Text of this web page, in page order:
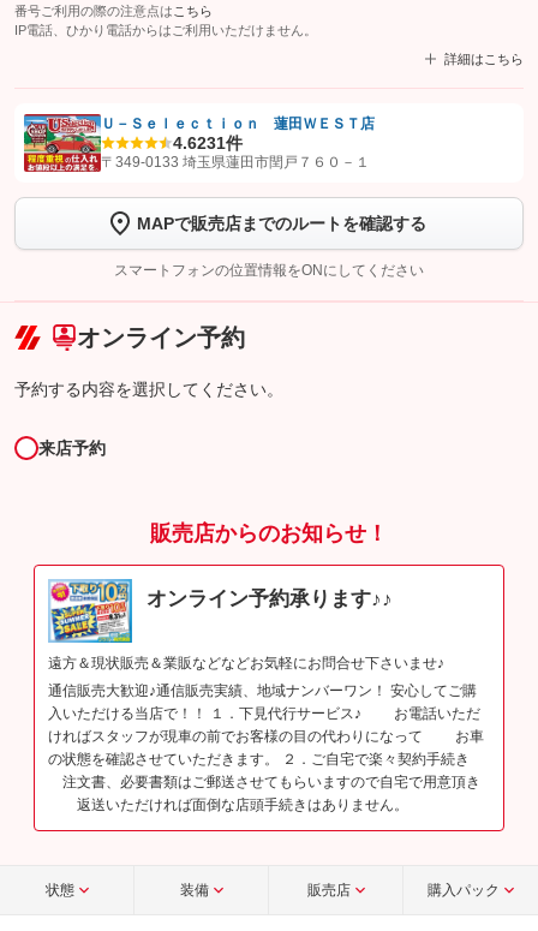
番号ご利用の際の注意点は こちら
IP電話、ひかり電話からはご利用いただけません。
詳細はこちら
【STEP1】認証画面でグーネットを友だち追加してから「許可する」ボタンを押
トーク画面で
ボタンをタップして問い合わせを
完了してください。
こちら
Ｕ－Ｓｅｌｅｃｔｉｏｎ 蓮田ＷＥＳＴ店
4.6231件
〒349-0133 埼玉県蓮田市閏戸７６０－１
MAPで販売店までのルートを確認する
スマートフォンの位置情報をONにしてください
オンライン予約
予約する内容を選択してください。
来店予約
販売店からのお知らせ！
オンライン予約承ります♪♪
遠方＆現状販売＆業販などなどお気軽にお問合せ下さいませ♪
通信販売大歓迎♪通信販売実績、地域ナンバーワン！ 安心してご購
入いただける当店で！！ １．下見代行サービス♪ お電話いただ
ければスタッフが現車の前でお客様の目の代わりになって お車
の状態を確認させていただきます。 ２．ご自宅で楽々契約手続き
注文書、必要書類はご郵送させてもらいますので自宅で用意頂き
返送いただければ面倒な店頭手続きはありません。
状態 装備 販売店 購入パック